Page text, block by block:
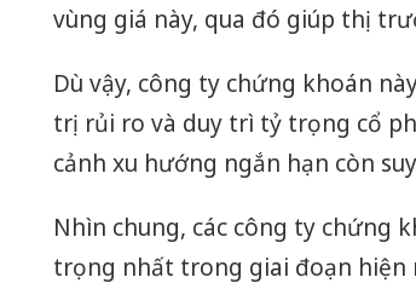
vùng giá này, qua đó giúp thị
Dù vậy, công ty chứng khoán
trị rủi ro và duy trì tỷ trọng cổ
cảnh xu hướng ngắn hạn còn
Nhìn chung, các công ty chứng
trọng nhất trong giai đoạn hiện